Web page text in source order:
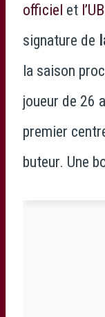
officiel et
signature de
la saison
joueur de 26
premier
buteur. Une